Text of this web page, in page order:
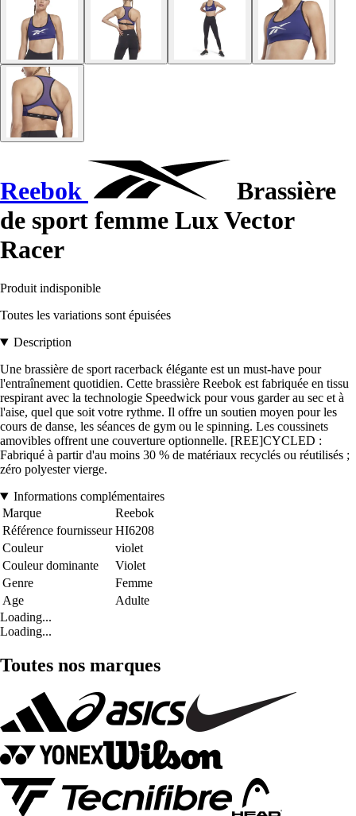
Reebok
Brassière
de sport femme Lux Vector
Racer
Produit indisponible
Toutes les variations sont épuisées
Description
Une brassière de sport racerback élégante est un must-have pour
l'entraînement quotidien. Cette brassière Reebok est fabriquée en tissu
respirant avec la technologie Speedwick pour vous garder au sec et à
l'aise, quel que soit votre rythme. Il offre un soutien moyen pour les
cours de danse, les séances de gym ou le spinning. Les coussinets
amovibles offrent une couverture optionnelle. [REE]CYCLED :
Fabriqué à partir d'au moins 30 % de matériaux recyclés ou réutilisés ;
zéro polyester vierge.
Informations complémentaires
Marque
Reebok
Référence fournisseur HI6208
Couleur
violet
Couleur dominante
Violet
Genre
Femme
Age
Adulte
Loading...
Loading...
Toutes nos marques